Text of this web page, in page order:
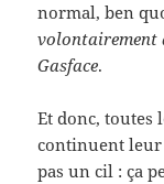
normal, ben
volontairement
Gasface.
Et donc, toutes
continuent leur
pas un cil : ça